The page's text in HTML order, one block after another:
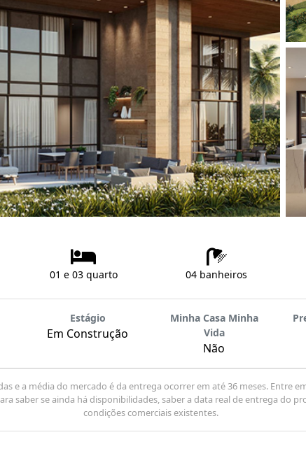
01 e 03 quarto 04 banheiros
Estágio
Em Construção
Minha Casa Minha
Vida
Não
e a média do mercado é da entrega ocorrer em até 36 meses. Entre
saber se ainda há disponibilidades, saber a data real de entrega do
condições comerciais existentes.